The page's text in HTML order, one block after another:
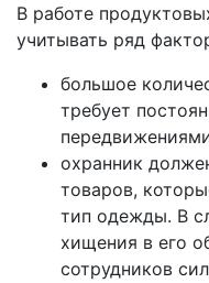
В работе
учитывать ряд
большое
требует
охранник
товаров,
тип одежды. В
хищения в его
сотрудников